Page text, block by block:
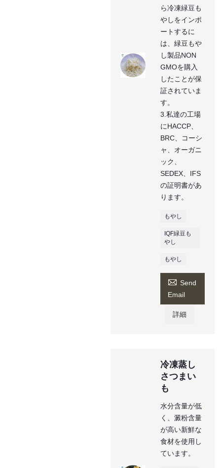
ら冷凍緑豆も
やしをインポ
ートするに
は、緑豆もや
し製品NON
GMOを購入
したことが保
証されていま
す。
3.私達の工場
にHACCP、
BRC、コーシ
ャ、オーガニ
ック、
SEDEX、IFS
の証明書があ
ります。
もやし
IQF緑豆も
やし
もやし
 Send
Email
詳細
冷凍蒸し
さつまい
も
水分含量が低
く、澱粉含量
が高い新鮮な
食材を使用し
ています。